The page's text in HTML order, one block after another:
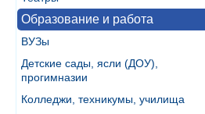
Образование и работа
ВУЗы
Детские сады, ясли (ДОУ),
прогимназии
Колледжи, техникумы, училища